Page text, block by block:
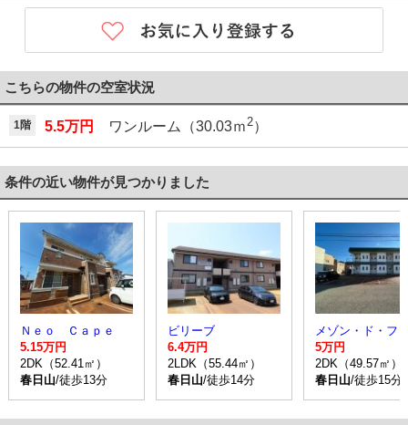
こちらの物件の空室状況
1階 5.5万円 ワンルーム（30.03ｍ2）
条件の近い物件が見つかりました
Ｎｅｏ Ｃａｐｅ
5.15万円
2DK（52.41㎡）
春日山/徒歩13分
ビリーブ
6.4万円
2LDK（55.44㎡）
春日山/徒歩14分
5万円
2DK（49.57㎡）
春日山/徒歩15分